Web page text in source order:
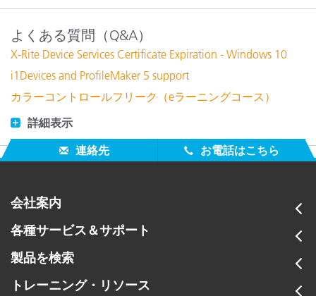
よくある質問（Q&A）
X-Rite Device Services Certificate Expiration - Windows 10
i1Devices and ProfileMaker 5 support
カラーコントロールフリーク（eラーニングコース）
詳細表示
連絡先
お電話はこちら
会社案内
各種サービス＆サポート
製品を検索
トレーニング・リソース